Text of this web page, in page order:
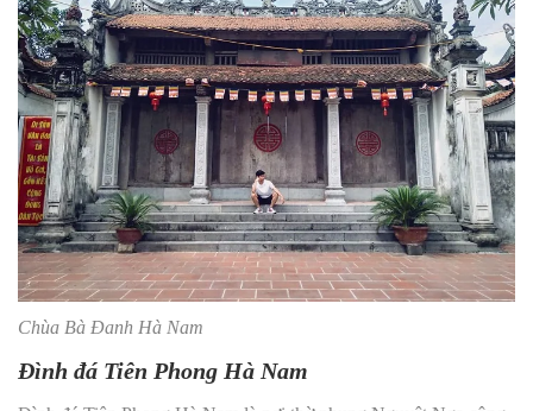
Chùa Bà Đanh Hà Nam
Đình đá Tiên Phong Hà Nam